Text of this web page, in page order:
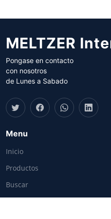
MELTZER
Pongase en contacto
con nosotros
de Lunes a Sabado
Menu
Inicio
Productos
Buscar